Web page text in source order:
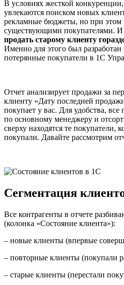
В условиях жесткой
увлекаются поиском новых
рекламные бюджеты, но при этом
существующими покупателями. И
продать старому клиенту
Именно для этого был
потерянные покупатели в 1С
Отчет анализирует продажи за
клиенту «Дату последней
покупает у вас. Для удобства,
по основному менеджеру и
сверху находятся те покупатели,
покупали. Давайте рассмотрим
Сегментация
Все контрагенты в отчете
(колонка «Состояние клиента»):
– новые клиенты (впервые
– повторные клиенты (покупали
– старые клиенты (перестали